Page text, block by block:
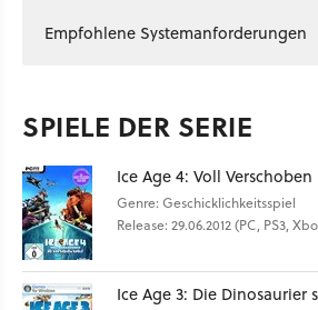
Empfohlene Systemanforderungen
SPIELE DER SERIE
Ice Age 4: Voll Verschoben
Genre: Geschicklichkeitsspiel
Release: 29.06.2012 (PC, PS3,
Ice Age 3: Die Dinosaurier